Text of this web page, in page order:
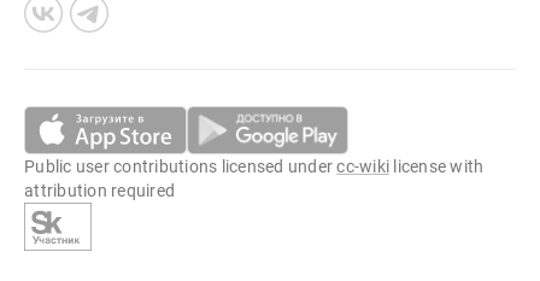
Public user contributions licensed undercc-wiki license with
attribution required